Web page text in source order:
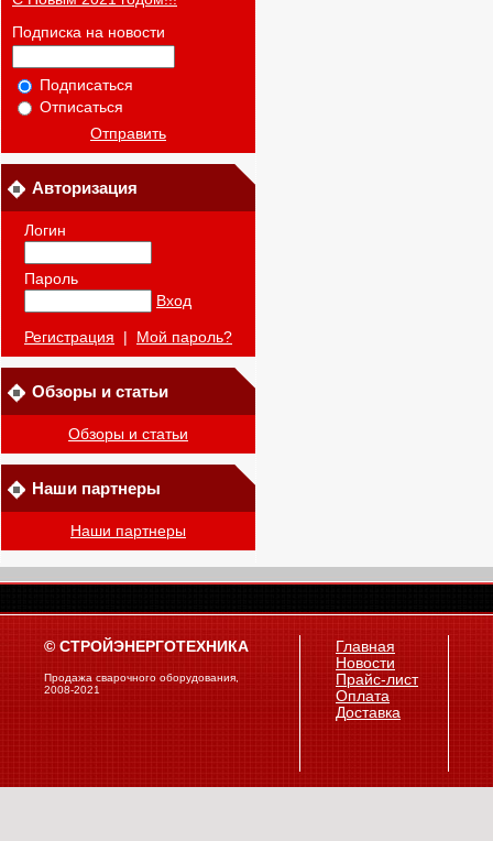
Подписка на новости
Подписаться
Отписаться
Отправить
Авторизация
Логин
Пароль
Вход
Регистрация Мой пароль?
Обзоры и статьи
Обзоры и статьи
Наши партнеры
Наши партнеры
© СТРОЙЭНЕРГОТЕХНИКА
Продажа сварочного оборудования,
2008-2021
Главная
Новости
Прайс-лист
Оплата
Доставка